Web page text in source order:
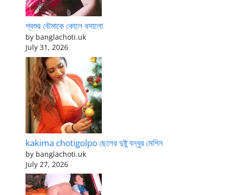
শ্বশুর বৌমাকে কোলে বসালো
by banglachoti.uk
July 31, 2026
kakima chotigolpo ছেলের দুষ্টু বন্ধুর মেশিন
by banglachoti.uk
July 27, 2026